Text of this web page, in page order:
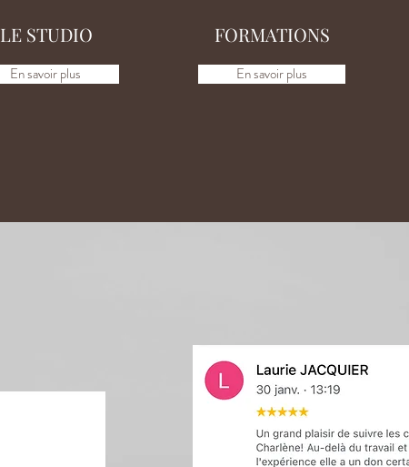
LE STUDIO
En savoir plus
FORMATIONS
En savoir plus